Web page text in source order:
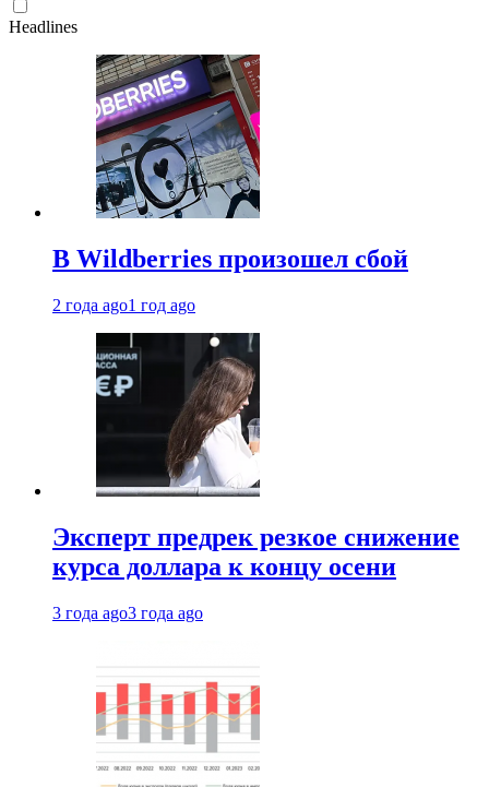
Headlines
В Wildberries произошел сбой
2 года ago1 год ago
Эксперт предрек резкое снижение
курса доллара к концу осени
3 года ago3 года ago